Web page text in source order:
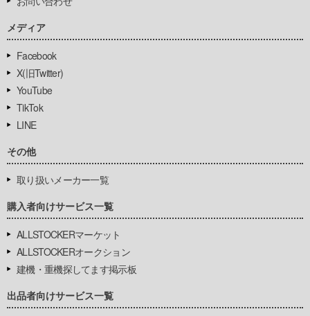
メディア
Facebook
X(旧Twitter)
YouTube
TikTok
LINE
その他
取り扱いメーカー一覧
購入者向けサービス一覧
ALLSTOCKERマーケット
ALLSTOCKERオークション
建機・重機探してます掲示板
出品者向けサービス一覧